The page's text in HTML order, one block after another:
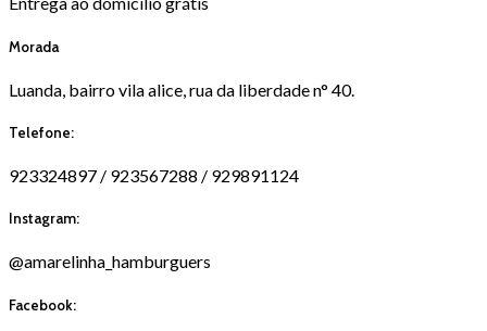
Morada
Luanda, bairro vila alice, rua da liberdade n° 40.
Telefone:
923324897 / 923567288 / 929891124
Instagram:
@amarelinha_hamburguers
Facebook: